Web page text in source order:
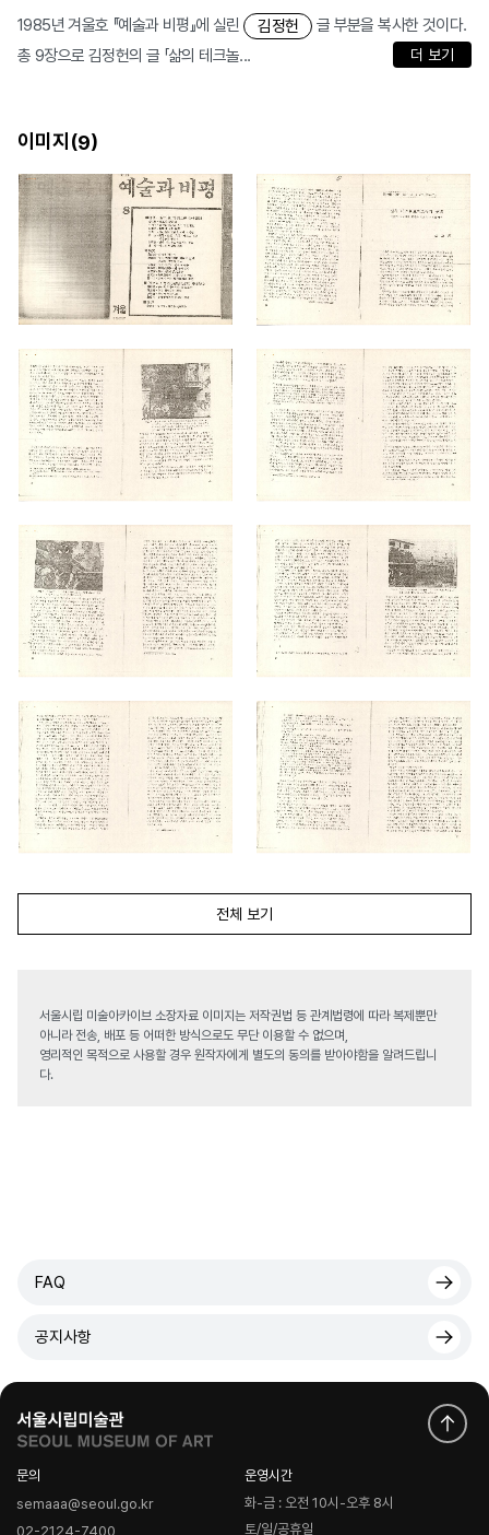
1985년 겨울호 『예술과 비평』에 실린 김정헌
글 부분을 복사한 것이다.
총 9장으로 김정헌의 글 「삶의 테크놀...
더 보기
이미지(9)
전체 보기
서울시립 미술아카이브 소장자료 이미지는 저작권법 등 관계법령에 따라 복제뿐만
아니라 전송, 배포 등 어떠한 방식으로도 무단 이용할 수 없으며,
영리적인 목적으로 사용할 경우 원작자에게 별도의 동의를 받아야함을 알려드립니
다.
FAQ
공지사항
문의
semaaa@seoul.go.kr
02-2124-7400
운영시간
화-금 : 오전 10시-오후 8시
토/일/공휴일